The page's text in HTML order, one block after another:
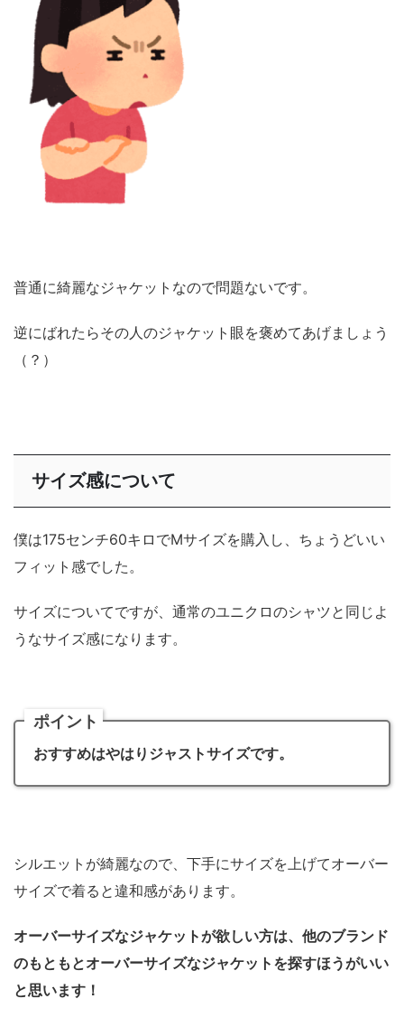
普通に綺麗なジャケットなので問題ないです。
逆にばれたらその人のジャケット眼を褒めてあげましょう
（？）
サイズ感について
僕は175センチ60キロでMサイズを購入し、ちょうどいい
フィット感でした。
サイズについてですが、通常のユニクロのシャツと同じよ
うなサイズ感になります。
ポイント
おすすめはやはりジャストサイズです。
シルエットが綺麗なので、下手にサイズを上げてオーバー
サイズで着ると違和感があります。
オーバーサイズなジャケットが欲しい方は、他のブランド
のもともとオーバーサイズなジャケットを探すほうがいい
と思います！